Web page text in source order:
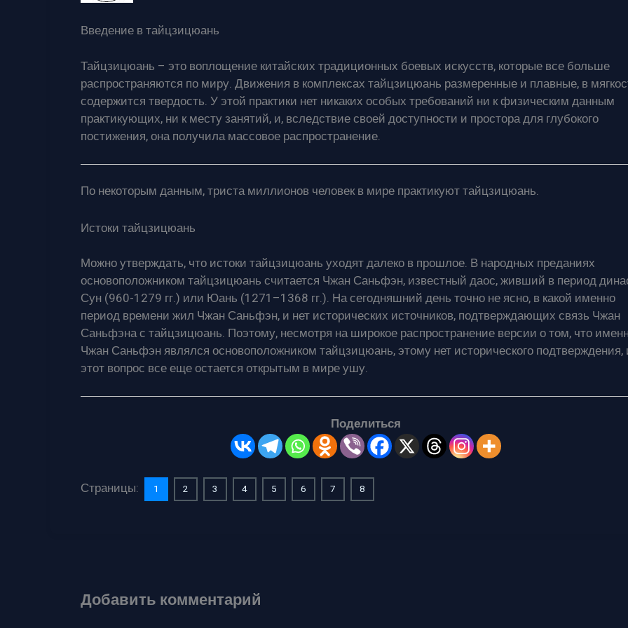
Введение в тайцзицюань
Тайцзицюань – это воплощение китайских традиционных боевых искусств, которые все больше
распространяются по миру. Движения в комплексах тайцзицюань размеренные и плавные, в
содержится твердость. У этой практики нет никаких особых требований ни к физическим данным
практикующих, ни к месту занятий, и, вследствие своей доступности и простора для глубокого
постижения, она получила массовое распространение.
По некоторым данным, триста миллионов человек в мире практикуют тайцзицюань.
Истоки тайцзицюань
Можно утверждать, что истоки тайцзицюань уходят далеко в прошлое. В народных преданиях
основоположником тайцзицюань считается Чжан Саньфэн, известный даос, живший в период
Сун (960-1279 гг.) или Юань (1271–1368 гг.). На сегодняшний день точно не ясно, в какой именно
период времени жил Чжан Саньфэн, и нет исторических источников, подтверждающих связь Чжан
Саньфэна с тайцзицюань. Поэтому, несмотря на широкое распространение версии о том, что
Чжан Саньфэн являлся основоположником тайцзицюань, этому нет исторического подтверждения,
этот вопрос все еще остается открытым в мире ушу.
Поделиться
Страницы: 1 2 3 4 5 6 7 8
Добавить комментарий